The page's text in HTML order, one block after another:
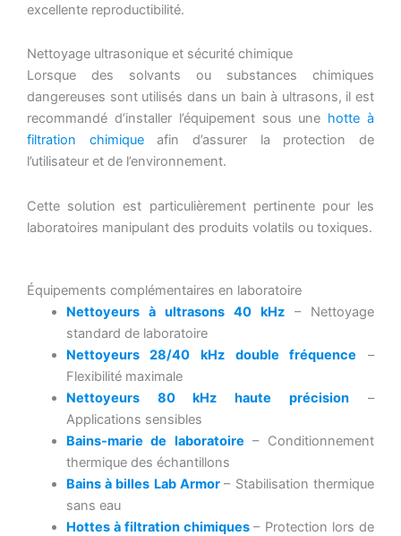
excellente reproductibilité.
Nettoyage ultrasonique et sécurité chimique
Lorsque des solvants ou substances chimiques
dangereuses sont utilisés dans un bain à ultrasons, il est
recommandé d’installer l’équipement sous une hotte à
filtration chimiqueafin d’assurer la protection de
l’utilisateur et de l’environnement.
Cette solution est particulièrement pertinente pour les
laboratoires manipulant des produits volatils ou toxiques.
Équipements complémentaires en laboratoire
Nettoyeurs à ultrasons 40 kHz– Nettoyage
standard de laboratoire
Nettoyeurs 28/40 kHz double fréquence –
Flexibilité maximale
Nettoyeurs 80 kHz haute précision –
Applications sensibles
Bains-marie de laboratoire – Conditionnement
thermique des échantillons
Bains à billes Lab Armor – Stabilisation thermique
sans eau
Hottes à filtration chimiques – Protection lors de